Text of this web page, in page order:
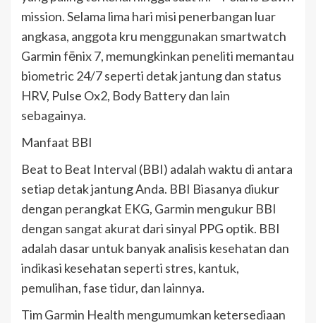
mission. Selama lima hari misi penerbangan luar
angkasa, anggota kru menggunakan smartwatch
Garmin fēnix 7, memungkinkan peneliti memantau
biometric 24/7 seperti detak jantung dan status
HRV, Pulse Ox2, Body Battery dan lain
sebagainya.
Manfaat BBI
Beat to Beat Interval (BBI) adalah waktu di antara
setiap detak jantung Anda.​ BBI Biasanya diukur
dengan perangkat EKG, Garmin mengukur BBI
dengan sangat akurat dari sinyal PPG optik.​ BBI
adalah dasar untuk banyak analisis kesehatan dan
indikasi kesehatan seperti stres, kantuk,
pemulihan, fase tidur, dan lainnya.
Tim Garmin Health mengumumkan ketersediaan